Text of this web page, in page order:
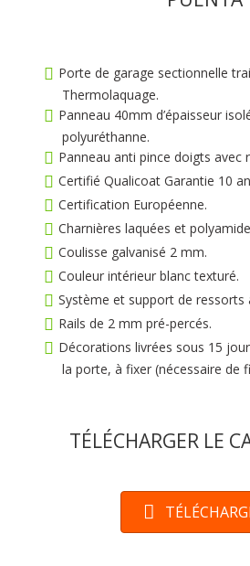
Porte de garage sectionnelle
Thermolaquage.
Panneau 40mm d’épaisseur
polyuréthanne.
Panneau anti pince doigts avec
Certifié Qualicoat Garantie 10
Certification Européenne.
Charnières laquées et
Coulisse galvanisé 2 mm.
Couleur intérieur blanc texturé.
Système et support de ressorts
Rails de 2 mm pré-percés.
Décorations livrées sous 15
la porte, à fixer (nécessaire de
TÉLÉCHARGER LE